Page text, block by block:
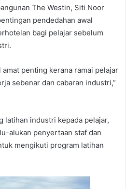
The Westin, Siti Noor
pendedahan awal
bagi pelajar sebelum
amat penting kerana ramai pelajar
sebenar dan cabaran industri,”
latihan industri kepada pelajar,
alukan penyertaan staf dan
mengikuti program latihan